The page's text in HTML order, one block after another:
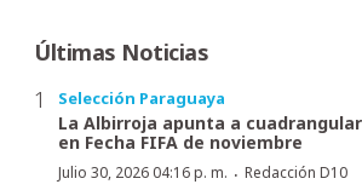
Últimas Noticias
Selección Paraguaya
La Albirroja apunta a cuadrangular
en Fecha FIFA de noviembre
Julio 30, 2026 04:16 p. m. · Redacción D10